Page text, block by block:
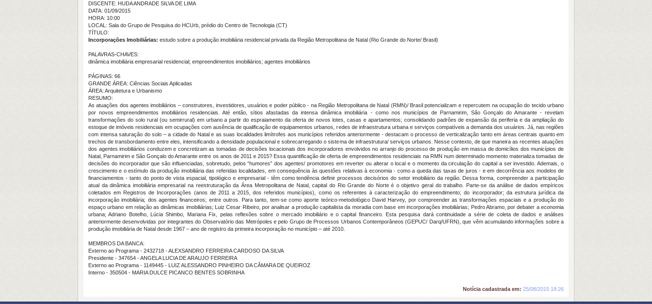
DISCENTE: HUDA ANDRADE SILVA DE LIMA
DATA: 01/09/2015
HORA: 10:00
LOCAL: Sala do Grupo de Pesquisa do HCUrb, prédio do Centro de Tecnologia (CT)
TÍTULO:
Incorporações Imobiliárias: estudo sobre a produção imobiliária residencial privada da Região Metropolitana de Natal (Rio Grande do Norte/ Brasil)
PALAVRAS-CHAVES:
dinâmica imobiliária empresarial residencial; empreendimentos imobiliários; agentes imobiliários
PÁGINAS: 66
GRANDE ÁREA: Ciências Sociais Aplicadas
ÁREA: Arquitetura e Urbanismo
RESUMO:
As atuações dos agentes imobiliários – construtores, investidores, usuários e poder público - na Região Metropolitana de Natal (RMN)/ Brasil potencializam e repercutem na ocupação do tecido urbano
por novos empreendimentos imobiliários residenciais. Até então, sítios afastadas da intensa dinâmica imobiliária - como nos municípios de Parnamirim, São Gonçalo do Amarante - revelam
transformações do solo rural (ou semirrural) em urbano a partir do espraiamento da oferta de novos lotes, casas e apartamentos; consolidando padrões de expansão da periferia e da ampliação do
estoque de imóveis residenciais em ocupações com ausência de qualificação de equipamentos urbanos, redes de infraestrutura urbana e serviços compatíveis a demanda dos usuários. Já, nas regiões
com intensa saturação do solo – a cidade do Natal e as suas localidades limítrofes aos municípios referidos anteriormente - destacam o processo de verticalização tanto em áreas centrais quanto em
trechos de transbordamento entre eles, intensificando a densidade populacional e sobrecarregando o sistema de infraestrutura/ serviços urbanos. Nesse contexto, de que maneira as recentes atuações
dos agentes imobiliários conduzem e concretizam as tomadas de decisões locacionais dos incorporadores envolvidos no arranjo do processo de produção em massa de domicílios dos municípios de
Natal, Parnamirim e São Gonçalo do Amarante entre os anos de 2011 e 2015? Essa quantificação de oferta de empreendimentos residenciais na RMN num determinado momento materializa tomadas de
decisões do incorporador que são influenciadas, sobretudo, pelos “humores” dos agentes/ promotores em reverter ou alterar o local e o momento da circulação do capital a ser investido. Ademais, o
crescimento e o estímulo da produção imobiliária das referidas localidades, em consequência às questões relativas à economia - como a queda das taxas de juros - e em decorrência aos modelos de
financiamentos - tanto do ponto de vista espacial, tipológico e empresarial - têm como tendência definir processos decisórios do setor imobiliário da região. Dessa forma, compreender a participação
atual da dinâmica imobiliária empresarial na reestruturação da Área Metropolitana de Natal, capital do Rio Grande do Norte é o objetivo geral do trabalho. Parte-se da análise de dados empíricos
coletados em Registros de Incorporações (anos de 2011 a 2015, dos referidos municípios), como os referentes à caracterização do empreendimento; do incorporador; da estrutura jurídica da
incorporação imobiliária; dos agentes financeiros; entre outros. Para tanto, tem-se como aporte teórico-metodológico David Harvey, por compreender as transformações espaciais e a produção do
espaço urbano em relação as dinâmicas imobiliárias; Luiz Cesar Ribeiro, por analisar a produção capitalista da moradia com base em incorporações imobiliárias; Pedro Abramo, por debater a economia
urbana; Adriano Botelho, Lúcia Shimbo, Mariana Fix, pelas reflexões sobre o mercado imobiliário e o capital financeiro. Esta pesquisa dará continuidade a série de coleta de dados e análises
anteriormente desenvolvidas por integrantes do Observatório das Metrópoles e pelo Grupo de Processos Urbanos Contemporâneos (GEPUC/ Darq/UFRN), que vêm acumulando informações sobre a
produção imobiliária de Natal desde 1967 – ano de registro da primeira incorporação no município – até 2010.
MEMBROS DA BANCA:
Externo ao Programa - 2432718 - ALEXSANDRO FERREIRA CARDOSO DA SILVA
Presidente - 347654 - ANGELA LUCIA DE ARAUJO FERREIRA
Externo ao Programa - 1149445 - LUIZ ALESSANDRO PINHEIRO DA CÂMARA DE QUEIROZ
Interno - 350504 - MARIA DULCE PICANCO BENTES SOBRINHA
Notícia cadastrada em: 25/08/2015 18:26